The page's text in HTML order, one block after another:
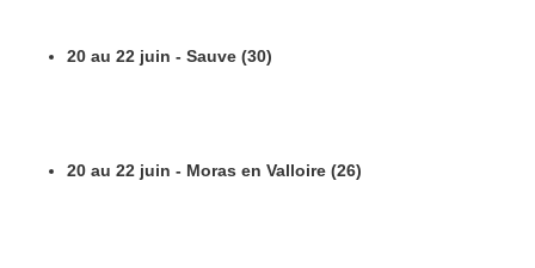
20 au 22 juin - Sauve (30)
20 au 22 juin - Moras en Valloire (26)